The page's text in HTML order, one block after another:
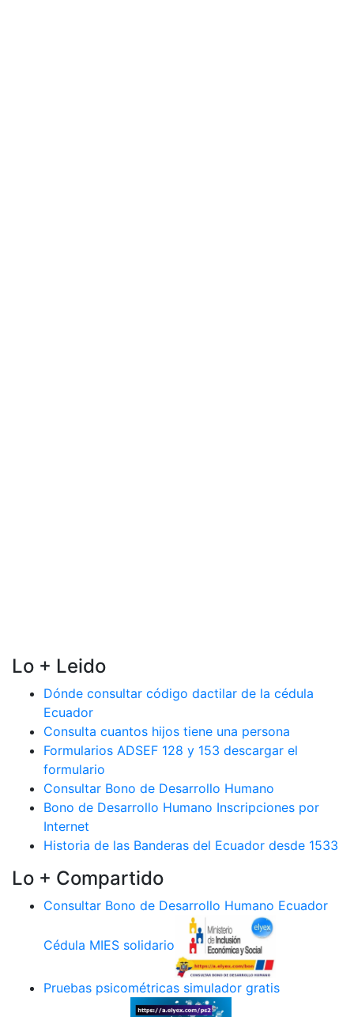
Lo + Leido
Dónde consultar código dactilar de la cédula
Ecuador
Consulta cuantos hijos tiene una persona
Formularios ADSEF 128 y 153 descargar el
formulario
Consultar Bono de Desarrollo Humano
Bono de Desarrollo Humano Inscripciones por
Internet
Historia de las Banderas del Ecuador desde 1533
Lo + Compartido
Consultar Bono de Desarrollo Humano Ecuador
Cédula MIES solidario
Pruebas psicométricas simulador gratis